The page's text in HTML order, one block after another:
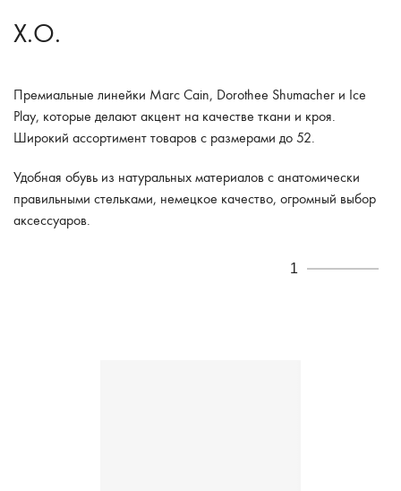
X.O.
Премиальные линейки Marc Cain, Dorothee Shumacher и Ice
Play, которые делают акцент на качестве ткани и кроя.
Широкий ассортимент товаров с размерами до 52.
Удобная обувь из натуральных материалов с анатомически
правильными стельками, немецкое качество, огромный выбор
аксессуаров.
1